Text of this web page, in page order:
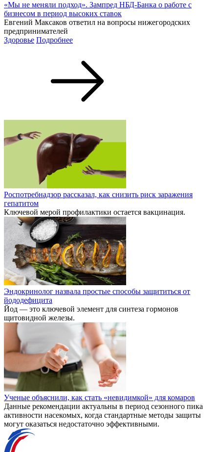
«Мы не меняли подход». Зампред НБД-Банка о работе с
бизнесом в период высоких ставок
Евгений Максаков ответил на вопросы нижегородских
предпринимателей
Здоровье Подробнее
Роспотребнадзор рассказал, как снизить риск заражения
гепатитом
Ключевой мерой профилактики остается вакцинация.
Эндокринолог назвала простые способы защититься от
йододефицита
Йод — это ключевой элемент для синтеза гормонов
щитовидной железы.
Ученые объяснили, как стать «невидимкой» для комаров
Данные рекомендации актуальны в период сезонного пика
активности насекомых, когда стандартные методы защиты
могут оказаться недостаточно эффективными.